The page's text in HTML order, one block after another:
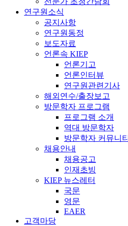
연구원소식
공지사항
연구원동정
보도자료
언론속 KIEP
언론기고
언론인터뷰
연구원관련기사
해외연수/출장보고
방문학자 프로그램
프로그램 소개
역대 방문학자
방문학자 커뮤니티
채용안내
채용공고
인재초빙
KIEP 뉴스레터
국문
영문
EAER
고객마당